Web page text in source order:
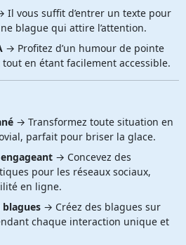
vous suffit d’entrer un texte pour
blague qui attire l’attention.
→ Profitez d’un humour de pointe
en étant facilement accessible.
→ Transformez toute situation en
parfait pour briser la glace.
→ Concevez des
pour les réseaux sociaux,
en ligne.
→ Créez des blagues sur
chaque interaction unique et